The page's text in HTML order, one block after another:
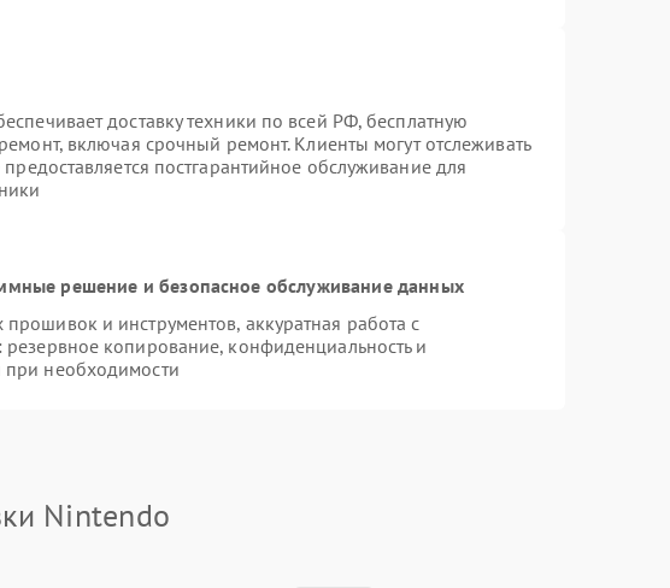
доставку техники по всей РФ, бесплатную
включая срочный ремонт. Клиенты могут отслеживать
постгарантийное обслуживание для
решение и безопасное обслуживание данных
и инструментов, аккуратная работа с
копирование, конфиденциальность и
необходимости
Nintendo